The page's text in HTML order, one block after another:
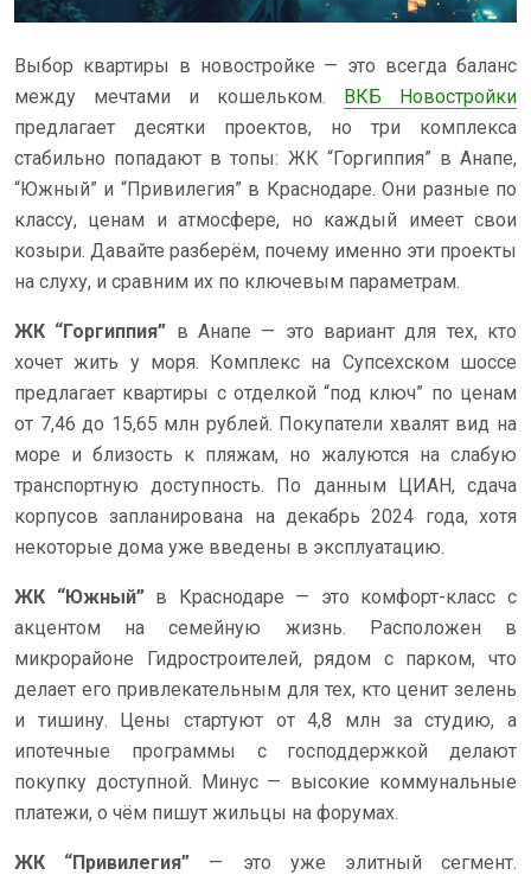
Выбор квартиры в новостройке — это всегда баланс
между мечтами и кошельком. ВКБ Новостройки
предлагает десятки проектов, но три комплекса
стабильно попадают в топы: ЖК “Горгиппия” в Анапе,
“Южный” и “Привилегия” в Краснодаре. Они разные по
классу, ценам и атмосфере, но каждый имеет свои
козыри. Давайте разберём, почему именно эти проекты
на слуху, и сравним их по ключевым параметрам.
ЖК “Горгиппия” в Анапе — это вариант для тех, кто
хочет жить у моря. Комплекс на Супсехском шоссе
предлагает квартиры с отделкой “под ключ” по ценам
от 7,46 до 15,65 млн рублей. Покупатели хвалят вид на
море и близость к пляжам, но жалуются на слабую
транспортную доступность. По данным ЦИАН, сдача
корпусов запланирована на декабрь 2024 года, хотя
некоторые дома уже введены в эксплуатацию.
ЖК “Южный”в Краснодаре — это комфорт-класс с
акцентом на семейную жизнь. Расположен в
микрорайоне Гидростроителей, рядом с парком, что
делает его привлекательным для тех, кто ценит зелень
и тишину. Цены стартуют от 4,8 млн за студию, а
ипотечные программы с господдержкой делают
покупку доступной. Минус — высокие коммунальные
платежи, о чём пишут жильцы на форумах.
ЖК “Привилегия” — это уже элитный сегмент.